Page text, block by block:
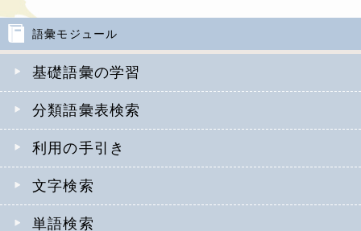
語彙モジュール
基礎語彙の学習
分類語彙表検索
利用の手引き
文字検索
単語検索